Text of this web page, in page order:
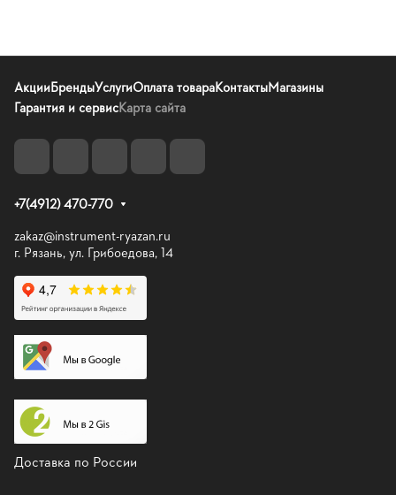
АкцииБрендыУслугиОплата товараКонтактыМагазины
Гарантия и сервисКарта сайта
+7(4912) 470-770
zakaz@instrument-ryazan.ru
г. Рязань, ул. Грибоедова, 14
Доставка по России